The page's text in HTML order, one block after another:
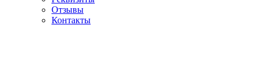
Отзывы
Контакты